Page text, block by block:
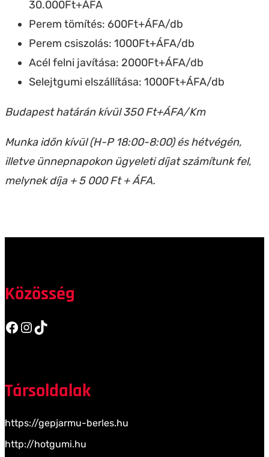
30.000Ft+ÁFA
Perem tömítés: 600Ft+ÁFA/db
Perem csiszolás: 1000Ft+ÁFA/db
Acél felni javítása: 2000Ft+ÁFA/db
Selejtgumi elszállítása: 1000Ft+ÁFA/db
Budapest határán kívül 350 Ft+ÁFA/Km
Munka időn kívül (H-P 18:00-8:00) és hétvégén,
illetve ünnepnapokon ügyeleti díjat számítunk fel,
melynek díja + 5 000 Ft + ÁFA.
Közösség
Facebook InstagramTikTok
Társoldalak
https://gepjarmu-berles.hu
http://hotgumi.hu